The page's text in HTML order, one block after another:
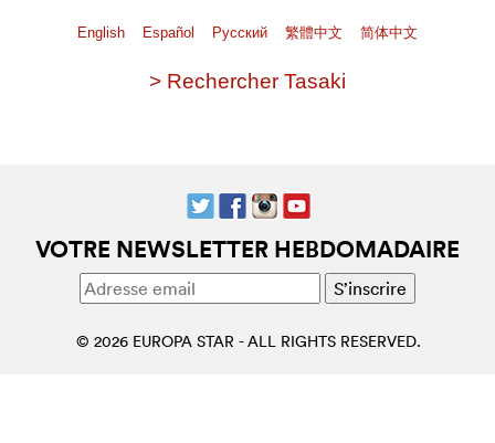
English Español Pусский 繁體中文 简体中文
> Rechercher Tasaki
VOTRE NEWSLETTER HEBDOMADAIRE
© 2026 EUROPA STAR - ALL RIGHTS RESERVED.